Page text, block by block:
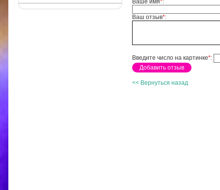
Ваше имя*:
Ваш отзыв*:
Введите число на картинке*:
<< Вернуться назад